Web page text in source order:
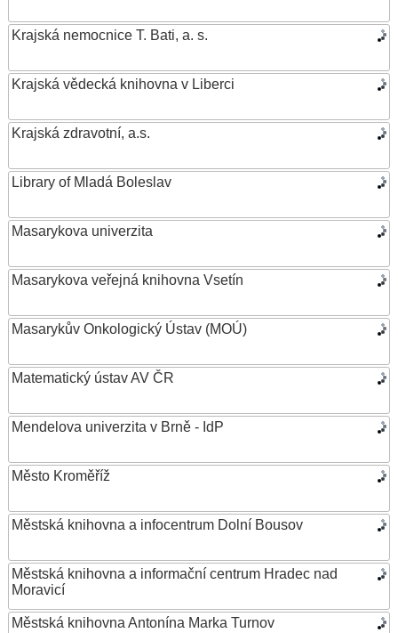
Krajská nemocnice T. Bati, a. s.
Krajská vědecká knihovna v Liberci
Krajská zdravotní, a.s.
Library of Mladá Boleslav
Masarykova univerzita
Masarykova veřejná knihovna Vsetín
Masarykův Onkologický Ústav (MOÚ)
Matematický ústav AV ČR
Mendelova univerzita v Brně - IdP
Město Kroměříž
Městská knihovna a infocentrum Dolní Bousov
Městská knihovna a informační centrum Hradec nad
Moravicí
Městská knihovna Antonína Marka Turnov